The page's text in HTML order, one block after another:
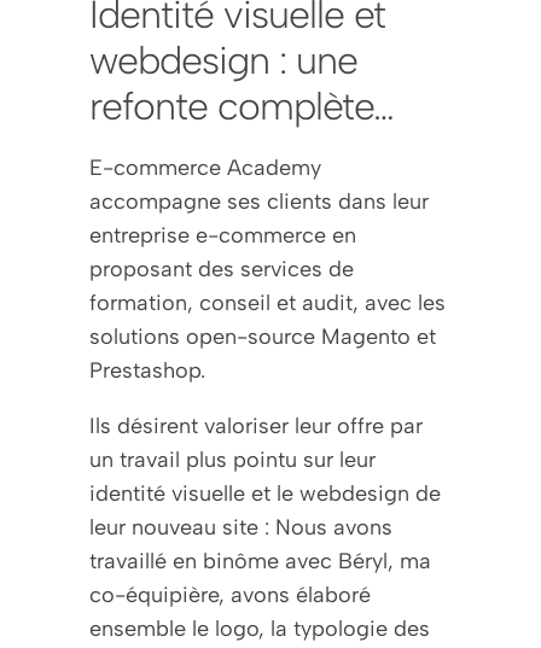
Identité visuelle et
webdesign : une
refonte complète…
E-commerce Academy
accompagne ses clients dans leur
entreprise e-commerce en
proposant des services de
formation, conseil et audit, avec les
solutions open-source Magento et
Prestashop.
Ils désirent valoriser leur offre par
un travail plus pointu sur leur
identité visuelle et le webdesign de
leur nouveau site : Nous avons
travaillé en binôme avec Béryl, ma
co-équipière, avons élaboré
ensemble le logo, la typologie des